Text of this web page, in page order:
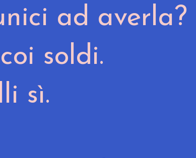
ad averla?
soldi.
sì.